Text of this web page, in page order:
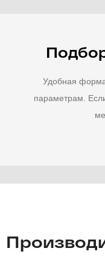
Удобная
параметрам.